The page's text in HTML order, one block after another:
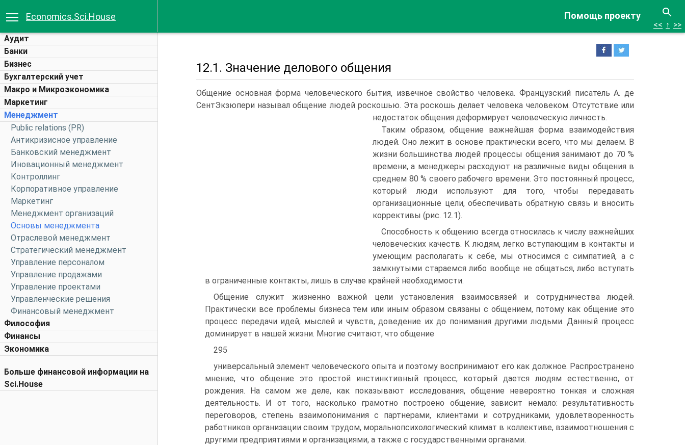
Помощь проекту
Economics.Sci.House
Аудит
Банки
Бизнес
Бухгалтерский учет
Макро и Микроэкономика
Маркетинг
Менеджмент
Public relations (PR)
Антикризисное управление
Банковский менеджмент
Иновационный менеджмент
Контроллинг
Корпоративное управление
Маркетинг
Менеджмент организаций
Основы менеджмента
Отраслевой менеджмент
Стратегический менеджмент
Управление персоналом
Управление продажами
Управление проектами
Управленческие решения
Финансовый менеджмент
Философия
Финансы
Экономика
Больше финансовой информации на
Sci.House
<< ↑ >>
12.1. Значение делового общения
Общение основная форма человеческого бытия, извечное свойство человека. Французский писатель А. де
СентЭкзюпери называл общение людей роскошью. Эта роскошь делает человека человеком. Отсутствие или
недостаток общения деформирует человеческую личность.
Таким образом, общение важнейшая форма взаимодействия
людей. Оно лежит в основе практически всего, что мы делаем. В
жизни большинства людей процессы общения занимают до 70 %
времени, а менеджеры расходуют на различные виды общения в
среднем 80 % своего рабочего времени. Это постоянный процесс,
который люди используют для того, чтобы передавать
организационные цели, обеспечивать обратную связь и вносить
коррективы (рис. 12.1).
Способность к общению всегда относилась к числу важнейших
человеческих качеств. К людям, легко вступающим в контакты и
умеющим располагать к себе, мы относимся с симпатией, а с
замкнутыми стараемся либо вообще не общаться, либо вступать
в ограниченные контакты, лишь в случае крайней необходимости.
Общение служит жизненно важной цели установления взаимосвязей и сотрудничества людей.
Практически все проблемы бизнеса тем или иным образом связаны с общением, потому как общение это
процесс передачи идей, мыслей и чувств, доведение их до понимания другими людьми. Данный процесс
доминирует в нашей жизни. Многие считают, что общение
295
универсальный элемент человеческого опыта и поэтому воспринимают его как должное. Распространено
мнение, что общение это простой инстинктивный процесс, который дается людям естественно, от
рождения. На самом же деле, как показывают исследования, общение невероятно тонкая и сложная
деятельность. И от того, насколько грамотно построено общение, зависит немало: результативность
переговоров, степень взаимопонимания с партнерами, клиентами и сотрудниками, удовлетворенность
работников организации своим трудом, моральнопсихологический климат в коллективе, взаимоотношения с
другими предприятиями и организациями, а также с государственными органами.